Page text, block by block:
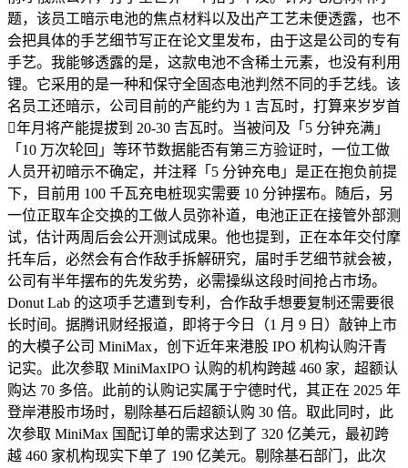
题，该员工暗示电池的焦点材料以及出产工艺未便透露，也不
会把具体的手艺细节写正在论文里发布，由于这是公司的专有
手艺。我能够透露的是，这款电池不含稀土元素，也没有利用
锂。它采用的是一种和保守全固态电池判然不同的手艺线。该
名员工还暗示，公司目前的产能约为 1 吉瓦时，打算来岁岁首
年月将产能提拔到 20-30 吉瓦时。当被问及「5 分钟充满」
「10 万次轮回」等环节数据能否有第三方验证时，一位工做
人员开初暗示不确定，并注释「5 分钟充电」是正在抱负前提
下，目前用 100 千瓦充电桩现实需要 10 分钟摆布。随后，另
一位正取车企交换的工做人员弥补道，电池正正在接管外部测
试，估计两周后会公开测试成果。他也提到，正在本年交付摩
托车后，必然会有合作敌手拆解研究，届时手艺细节就会被，
公司有半年摆布的先发劣势，必需操纵这段时间抢占市场。
Donut Lab 的这项手艺遭到专利，合作敌手想要复制还需要很
长时间。据腾讯财经报道，即将于今日（1 月 9 日）敲钟上市
的大模子公司 MiniMax，创下近年来港股 IPO 机构认购汗青
记实。此次参取 MiniMaxIPO 认购的机构跨越 460 家，超额认
购达 70 多倍。此前的认购记实属于宁德时代，其正在 2025 年
登岸港股市场时，剔除基石后超额认购 30 倍。取此同时，此
次参取 MiniMax 国配订单的需求达到了 320 亿美元，最初跨
越 460 家机构现实下单了 190 亿美元。剔除基石部门，此次